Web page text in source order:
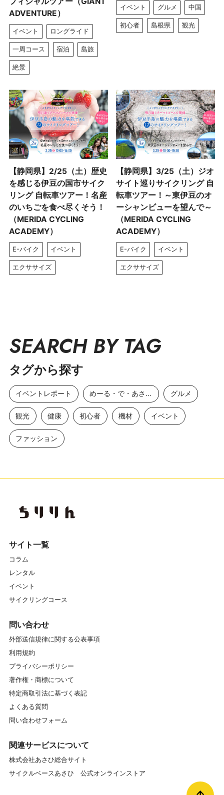
ADVENTURE）
イベント ロングライド
一周コース 宿泊 島旅
絶景
イベント グルメ 中国
初心者 島根県 観光
【静岡県】2/25（土）歴史
を感じる伊豆の国市サイク
リング 自転車ツアー！名産
のいちごを食べ尽くそう！
（MERIDA CYCLING
ACADEMY）
E-バイク イベント
エクササイズ
【静岡県】3/25（土）ジオ
サイト巡りサイクリング 自
転車ツアー！～東伊豆のオ
ーシャンビューを望んで～
（MERIDA CYCLING
ACADEMY）
E-バイク イベント
エクササイズ
SEARCH BY TAG
タグから探す
イベントレポート めーる・で・あさひ グルメ
観光 健康 初心者 機材 イベント
ファッション
サイト一覧
コラム
レンタル
イベント
サイクリングコース
問い合わせ
外部送信規律に関する公表事項
利用規約
プライバシーポリシー
著作権・商標について
特定商取引法に基づく表記
よくある質問
問い合わせフォーム
関連サービスについて
株式会社あさひ総合サイト
サイクルベースあさひ 公式オンラインストア